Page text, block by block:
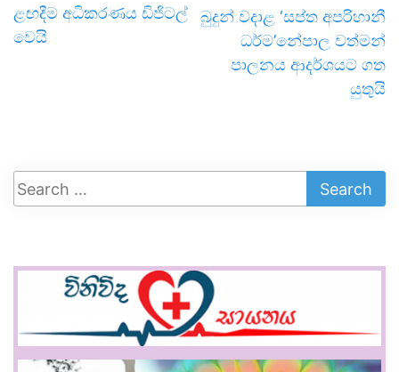
ළඟදීම අධිකරණය ඩිජිටල්
වෙයි
බුදුන් වදාළ ‘සප්ත අපරිහානී
ධර්ම’නේපාල වත්මන්
පාලනය ආදර්ශයට ගත
යුතුයි